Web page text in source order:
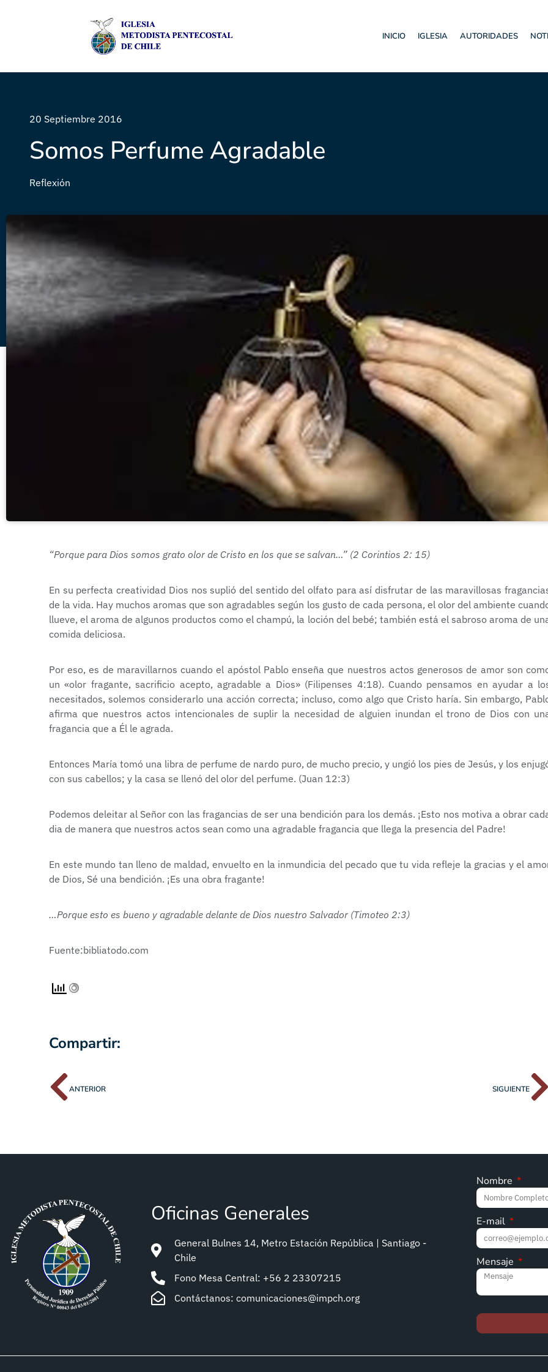
INICIO IGLESIA AUTORIDADES
20 Septiembre 2016
Somos Perfume Agradable
Reflexión
“Porque para Dios somos grato olor de Cristo en los que se salvan…” (2 Corintios 2: 15)
En su perfecta creatividad Dios nos suplió del sentido del olfato para así disfrutar de las maravillosas
de la vida. Hay muchos aromas que son agradables según los gusto de cada persona, el olor del ambiente
llueve, el aroma de algunos productos como el champú, la loción del bebé; también está el sabroso aroma de
comida deliciosa.
Por eso, es de maravillarnos cuando el apóstol Pablo enseña que nuestros actos generosos de amor son
un «olor fragante, sacrificio acepto, agradable a Dios» (Filipenses 4:18). Cuando pensamos en ayudar a
necesitados, solemos considerarlo una acción correcta; incluso, como algo que Cristo haría. Sin embargo,
afirma que nuestros actos intencionales de suplir la necesidad de alguien inundan el trono de Dios con
fragancia que a Él le agrada.
Entonces María tomó una libra de perfume de nardo puro, de mucho precio, y ungió los pies de Jesús, y los
con sus cabellos; y la casa se llenó del olor del perfume. (Juan 12:3)
Podemos deleitar al Señor con las fragancias de ser una bendición para los demás. ¡Esto nos motiva a obrar
dia de manera que nuestros actos sean como una agradable fragancia que llega la presencia del Padre!
En este mundo tan lleno de maldad, envuelto en la inmundicia del pecado que tu vida refleje la gracias y el
de Dios, Sé una bendición. ¡Es una obra fragante!
…Porque esto es bueno y agradable delante de Dios nuestro Salvador (Timoteo 2:3)
Fuente:bibliatodo.com
Compartir:
ANTERIOR SIGUIENTE
Oficinas Generales
General Bulnes 14, Metro Estación República | Santiago -
Chile
Fono Mesa Central: +56 2 23307215
Contáctanos: comunicaciones@impch.org
Nombre
E-mail
Mensaje